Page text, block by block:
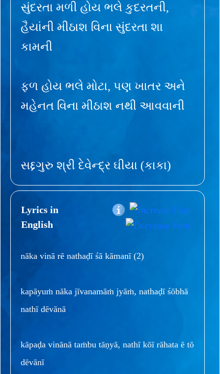
સુંદરતા મળી હોય ભલે કુદરતની,
હૈયાંની મીઠાશ વિના સુંદરતા શા
કામની
ફળ હોય ભલે મોટા, પણ ખાતર અને
મહેનત વિના મીઠાશ નથી આવવાની
સદ્દગુરુ શ્રી દેવેન્દ્ર ઘીયા (કાકા)
Lyrics in
English
nāka vinā rē nathaḍī śā kāmanī (2)
kapāyuṁ nāka jīvanamāṁ jyāṁ, nathaḍī śōbhā
nathī dēvānā
kāpaḍa vinānā taṁbu tāṇyā, nathī kōī rāhata ē tō
dēvānī